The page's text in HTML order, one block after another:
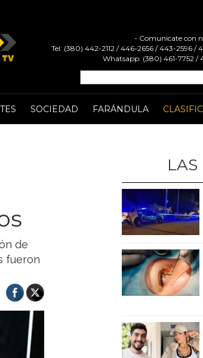
- Comunicate con
Tel: (380) 442-2112 / 446-2656 / 443-2596 /
Whatsapp: (380) 461-7752 /
SOCIEDAD FARÁNDULA
de
fueron
LAS